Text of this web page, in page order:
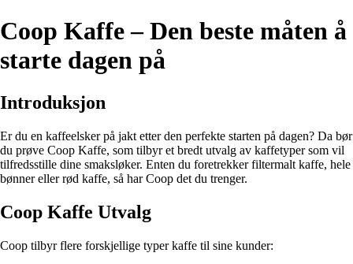
Coop Kaffe – Den beste måten å
starte dagen på
Introduksjon
Er du en kaffeelsker på jakt etter den perfekte starten på dagen? Da bør
du prøve Coop Kaffe, som tilbyr et bredt utvalg av kaffetyper som vil
tilfredsstille dine smaksløker. Enten du foretrekker filtermalt kaffe, hele
bønner eller rød kaffe, så har Coop det du trenger.
Coop Kaffe Utvalg
Coop tilbyr flere forskjellige typer kaffe til sine kunder: